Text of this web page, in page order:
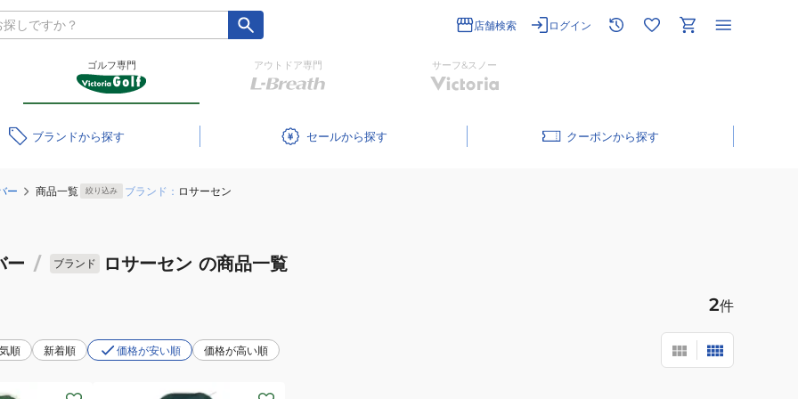
店舗検索 ログイン
ゴルフ専門 アウトドア専門 サーフ&スノー
ブランド セール クーポン
ー 商品一覧 絞り込み ブランド： ロサーセン
ー / ブランド ロサーセン の商品一覧
2件
順 新着順 価格が安い順 価格が高い順